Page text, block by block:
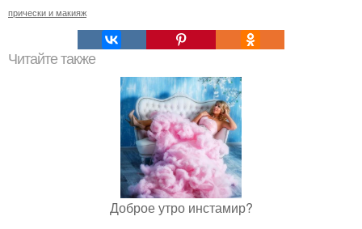
прически и макияж
Читайте также
Доброе утро инстамир?